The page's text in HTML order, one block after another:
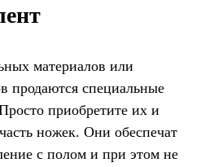
материалов или
продаются специальные
приобретите их и
ножек. Они обеспечат
с полом и при этом не